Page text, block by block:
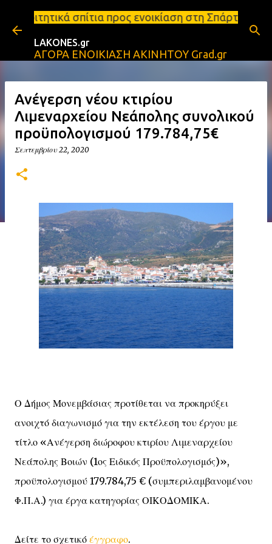
Μετάβαση στο κύριο περιεχόμενο
προς ενοικίαση στη Σπάρτη Ενοικιάσεις
LAKONES.gr
ΑΓΟΡΑ ΕΝΟΙΚΙΑΣΗ ΑΚΙΝΗΤΟΥ Grad.gr
Ανέγερση νέου κτιρίου
Λιμεναρχείου Νεάπολης συνολικού
προϋπολογισμού 179.784,75€
Σεπτεμβρίου 22, 2020
Ο Δήμος Μονεμβάσιας προτίθεται να προκηρύξει
ανοιχτό διαγωνισμό για την εκτέλεση του έργου με
τίτλο «Ανέγερση διώροφου κτιρίου Λιμεναρχείου
Νεάπολης Βοιών (1ος Ειδικός Προϋπολογισμός)»,
προϋπολογισμού 179.784,75 € (συμπεριλαμβανομένου
Φ.Π.Α.) για έργα κατηγορίας ΟΙΚΟΔΟΜΙΚΑ.
Δείτε το σχετικό έγγραφο.